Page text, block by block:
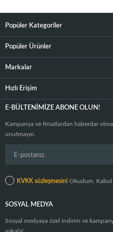
Popüler Kategoriler
Popüler Ürünler
Markalar
Hızlı Erişim
E-BÜLTENIMIZE ABONE OLUN!
Kampanya ve fırsatlardan haberdar
unutmayın.
KVKK sözleşmesini Okudum, Kabul
SOSYAL MEDYA
Sosyal medyaya özel indirim ve